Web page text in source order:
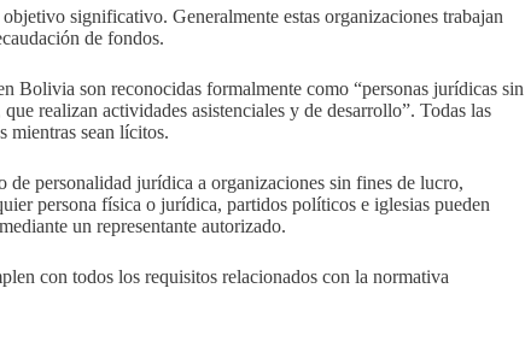
significativo. Generalmente estas organizaciones trabajan
de fondos.
Bolivia son reconocidas formalmente como “personas jurídicas sin
realizan actividades asistenciales y de desarrollo”. Todas las
sean lícitos.
personalidad jurídica a organizaciones sin fines de lucro,
persona física o jurídica, partidos políticos e iglesias pueden
un representante autorizado.
con todos los requisitos relacionados con la normativa